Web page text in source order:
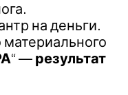
на деньги.
“ — результат